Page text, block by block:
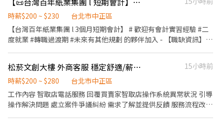
定店休。 聯絡方式 電話：0953-757-171 地址：台北市大同區寧夏
路 12 號 1 樓
熟悉台北市道路、方向感佳更加分 🌟 喜歡走出辦公室、又想學行政
技能嗎？ 快加入我們，一起成為辦公室最可靠的行政夥伴！ 🚀
中正區忠孝東路二段95號3樓 - 【上班時間】週一~週五
8:00~17:00(12:00-13:00午休1小時，不計薪)、休六日 - 【薪資說
明】 ・時薪為 210 元 ・每日薪資：約 1,680 元（210 × 8 小時） ・
薪資試算（以每月 22 天全勤計）：約 36,960 元（未扣勞保、健
用。 - 【注意事項】 1. 正常工時一日8小時(例外:如天然災害、斷
電、文件或建檔設備問題...等突發狀況)。 2. 工作需細心，要求速度
及準確度 3. 因工作內容涉及個資，工作時間禁止使用手機 - 【時
薪】210/H - 【快速應徵】：+Sandy楊小姐L:@262hbnmb詢問
時薪$200 ~ $230
台北市中正區
【台灣百年紙業集團 l 3個月短期會計】 # 歡迎有會計實習經驗 #二
度就業 #轉職過渡期 #未來有其他規劃 的夥伴加入 - 【職缺資訊】：
經驗核薪） 期間：約3個月 (有機會延長) - 【工作內容】： -審核應
收、應付憑證。 -一般會計帳務處理。 -其他主管交辦事項。 - 【條
件需求】： -具一般會計帳務經驗。 -有應收／應付帳務經驗。 -有
結帳經驗者佳。 - 📩有興趣直接+Viki賴: @335txdvy 回傳貼文截
松菸文創大樓 外商客服 穩定舒適/薪優/ 環境佳 培養專業能力
15小時前
時薪$200 ~ $280
台北市中正區
工作內容 智取店電話服務 回覆買賣家智取店操作系統異常狀況 引導
操作解決問題 處立案件爭議糾紛 需求了解並提供反饋 服務流程改善